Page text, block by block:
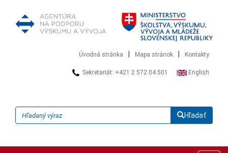
Úvodná stránka Mapa stránok Kontakty
Sekretariát: +421 2 572 04 501 English
Hľadať